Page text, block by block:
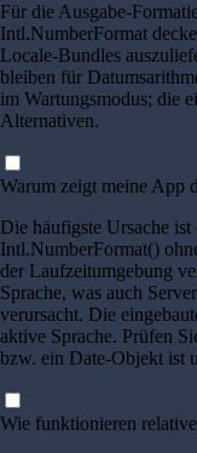
Für die Ausgabe-
Intl.NumberFormat
Locale-Bundles
bleiben für
im Wartungsmodus; die
Alternativen.
Warum zeigt meine App
Die häufigste Ursache
Intl.NumberFormat()
der Laufzeitumgebung
Sprache, was auch
verursacht. Die
aktive Sprache. Prüfen
bzw. ein Date-Objekt ist
Wie funktionieren